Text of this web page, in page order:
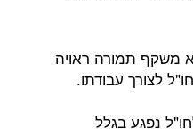
משקף תמורה ראויה
לצורך עבודתו.
נפגע בגלל